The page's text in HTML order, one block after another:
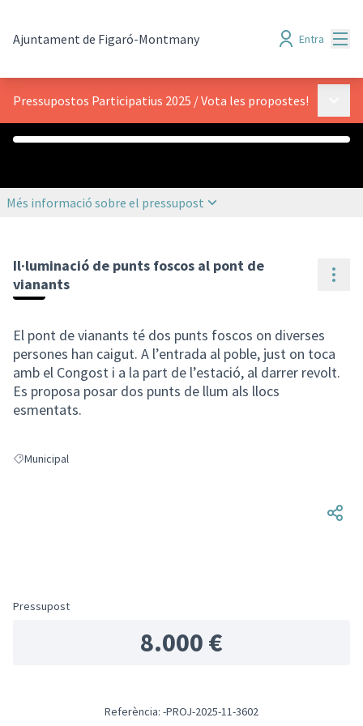
Ajuntament de Figaró-Montmany Entra
Pressupostos Participatius 2025 /Vota les propostes!
Més informació sobre el pressupost
Il·luminació de punts foscos al pont de
vianants
El pont de vianants té dos punts foscos on diverses
persones han caigut. A l’entrada al poble, just on toca
amb el Congost i a la part de l’estació, al darrer revolt.
Es proposa posar dos punts de llum als llocs
esmentats.
Resultats en filtrar per: Municipal
Municipal
Pressupost
8.000 €
Referència: -PROJ-2025-11-3602